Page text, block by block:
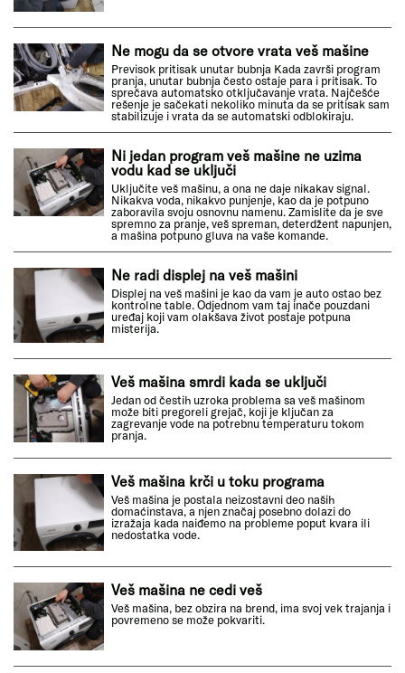
Ne mogu da se otvore vrata veš mašine
Previsok pritisak unutar bubnja Kada završi program
pranja, unutar bubnja često ostaje para i pritisak. To
sprečava automatsko otključavanje vrata. Najčešće
rešenje je sačekati nekoliko minuta da se pritisak sam
stabilizuje i vrata da se automatski odblokiraju.
Ni jedan program veš mašine ne uzima
vodu kad se uključi
Uključite veš mašinu, a ona ne daje nikakav signal.
Nikakva voda, nikakvo punjenje, kao da je potpuno
zaboravila svoju osnovnu namenu. Zamislite da je sve
spremno za pranje, veš spreman, deterdžent napunjen,
a mašina potpuno gluva na vaše komande.
Ne radi displej na veš mašini
Displej na veš mašini je kao da vam je auto ostao bez
kontrolne table. Odjednom vam taj inače pouzdani
uređaj koji vam olakšava život postaje potpuna
misterija.
Veš mašina smrdi kada se uključi
Jedan od čestih uzroka problema sa veš mašinom
može biti pregoreli grejač, koji je ključan za
zagrevanje vode na potrebnu temperaturu tokom
pranja.
Veš mašina krči u toku programa
Veš mašina je postala neizostavni deo naših
domaćinstava, a njen značaj posebno dolazi do
izražaja kada naiđemo na probleme poput kvara ili
nedostatka vode.
Veš mašina ne cedi veš
Veš mašina, bez obzira na brend, ima svoj vek trajanja i
povremeno se može pokvariti.